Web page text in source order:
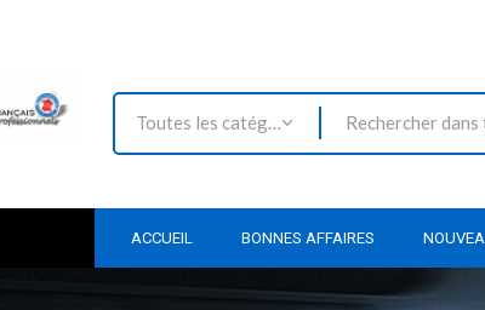
Toutes les catégories
ACCUEIL BONNES AFFAIRES